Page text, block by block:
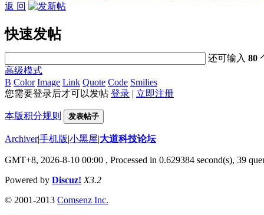
返 回
快速发帖
还可输入80
高级模式
B Color Image Link Quote Code Smilies
您需要登录后才可以发帖 登录 | 立即注册
本版积分规则 发表帖子
Archiver|手机版|小黑屋|大道科技论坛
GMT+8, 2026-8-10 00:00 , Processed in 0.629384 second(s), 39
Powered by Discuz! X3.2
© 2001-2013 Comsenz Inc.